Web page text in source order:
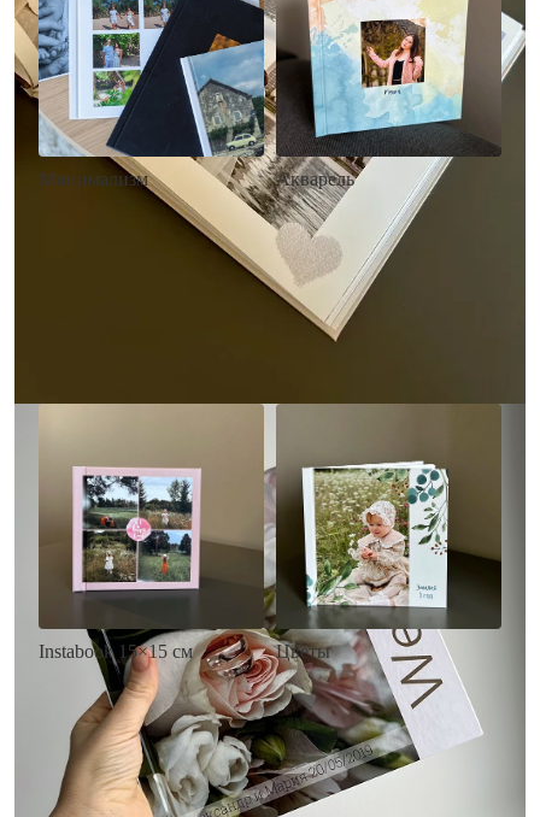
Минимализм Акварель
• Декор в стиле
акварельных красок
• Выбор цвета фона
• Загрузка фото и текста
Заказать
Instabook 15×15 см
• Декор на выбор
• Выбор цвета фона
• Загрузка фото и текста
Заказать
Цветы
• Декор цветы
• Выбор цвета фона
• Загрузка фото и текста
Заказать